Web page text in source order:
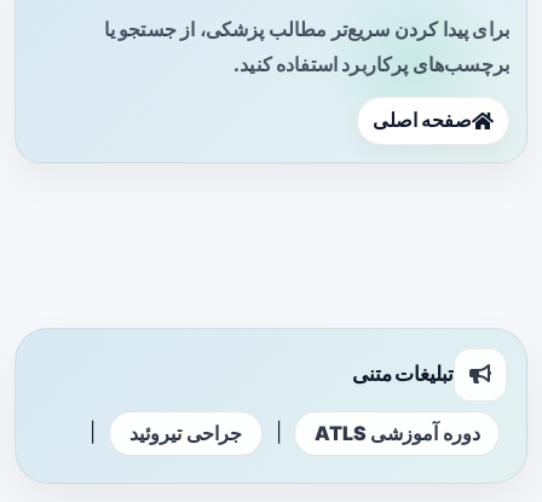
برای پیدا کردن سریع‌تر مطالب پزشکی، از جستجو یا
برچسب‌های پرکاربرد استفاده کنید.
صفحه اصلی
تبلیغات متنی
دوره آموزشی ATLS جراحی تیروئید